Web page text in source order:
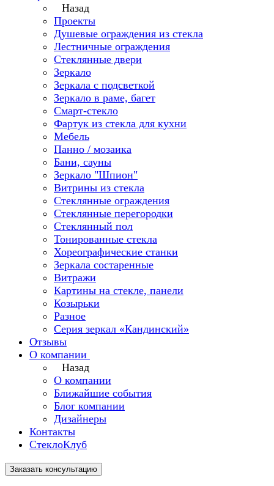
Назад
Проекты
Душевые ограждения из стекла
Лестничные ограждения
Стеклянные двери
Зеркало
Зеркала с подсветкой
Зеркало в раме, багет
Смарт-стекло
Фартук из стекла для кухни
Мебель
Панно / мозаика
Бани, сауны
Зеркало "Шпион"
Витрины из стекла
Стеклянные ограждения
Стеклянные перегородки
Стеклянный пол
Тонированные стекла
Хореографические станки
Зеркала состаренные
Витражи
Картины на стекле, панели
Козырьки
Разное
Серия зеркал «Кандинский»
Отзывы
О компании
Назад
О компании
Ближайшие события
Блог компании
Дизайнеры
Контакты
СтеклоКлуб
Заказать консультацию